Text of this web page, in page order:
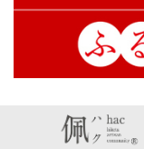
応～入金→即、貴
私の実家が東かが
るまで、 40年以上
のほうもよくドラ
私の水主の叔母も